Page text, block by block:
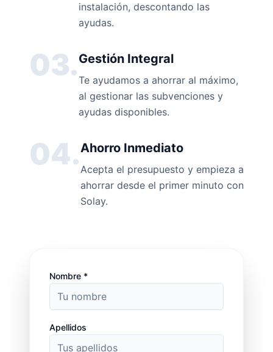
instalación, descontando las
ayudas.
03.Gestión Integral
Te ayudamos a ahorrar al máximo,
al gestionar las subvenciones y
ayudas disponibles.
04.Ahorro Inmediato
Acepta el presupuesto y empieza a
ahorrar desde el primer minuto con
Solay.
Nombre *
Apellidos